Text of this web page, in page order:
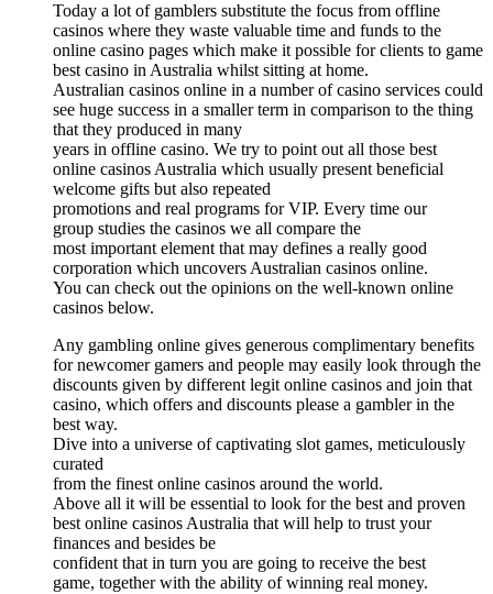
Today a lot of gamblers substitute the focus from offline
casinos where they waste valuable time and funds to the
online casino pages which make it possible for clients to game
best casino in Australia whilst sitting at home.
Australian casinos online in a number of casino services could
see huge success in a smaller term in comparison to the thing
that they produced in many
years in offline casino. We try to point out all those best
online casinos Australia which usually present beneficial
welcome gifts but also repeated
promotions and real programs for VIP. Every time our
group studies the casinos we all compare the
most important element that may defines a really good
corporation which uncovers Australian casinos online.
You can check out the opinions on the well-known online
casinos below.
Any gambling online gives generous complimentary benefits
for newcomer gamers and people may easily look through the
discounts given by different legit online casinos and join that
casino, which offers and discounts please a gambler in the
best way.
Dive into a universe of captivating slot games, meticulously
curated
from the finest online casinos around the world.
Above all it will be essential to look for the best and proven
best online casinos Australia that will help to trust your
finances and besides be
confident that in turn you are going to receive the best
game, together with the ability of winning real money.